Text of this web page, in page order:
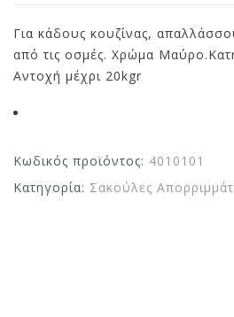
Για κάδους κουζίνας,
από τις οσμές. Χρώμα
Αντοχή μέχρι 20kgr
Κωδικός προϊόντος: 4010101
Κατηγορία: Σακούλες